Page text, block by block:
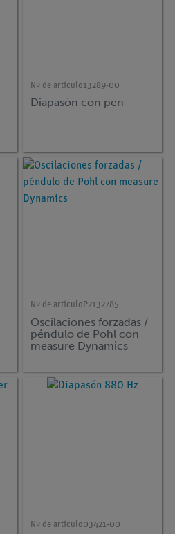
Nº de artículo13289-00
Diapasón con pen
Nº de artículo P2132785
Oscilaciones forzadas /
péndulo de Pohl con
measure Dynamics
Nº de artículo03421-00